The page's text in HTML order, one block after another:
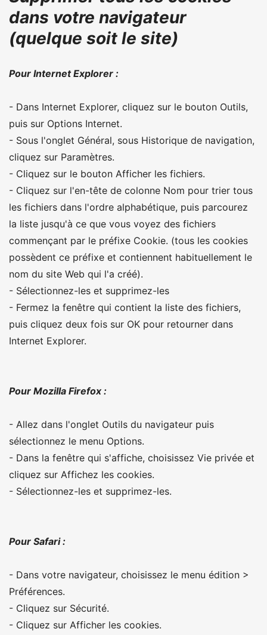
dans votre navigateur
(quelque soit le site)
Pour Internet Explorer :
- Dans Internet Explorer, cliquez sur le bouton Outils,
puis sur Options Internet.
- Sous l'onglet Général, sous Historique de navigation,
cliquez sur Paramètres.
- Cliquez sur le bouton Afficher les fichiers.
- Cliquez sur l'en-tête de colonne Nom pour trier tous
les fichiers dans l'ordre alphabétique, puis parcourez
la liste jusqu'à ce que vous voyez des fichiers
commençant par le préfixe Cookie. (tous les cookies
possèdent ce préfixe et contiennent habituellement le
nom du site Web qui l'a créé).
- Sélectionnez-les et supprimez-les
- Fermez la fenêtre qui contient la liste des fichiers,
puis cliquez deux fois sur OK pour retourner dans
Internet Explorer.
Pour Mozilla Firefox :
- Allez dans l'onglet Outils du navigateur puis
sélectionnez le menu Options.
- Dans la fenêtre qui s'affiche, choisissez Vie privée et
cliquez sur Affichez les cookies.
- Sélectionnez-les et supprimez-les.
Pour Safari :
- Dans votre navigateur, choisissez le menu édition >
Préférences.
- Cliquez sur Sécurité.
- Cliquez sur Afficher les cookies.